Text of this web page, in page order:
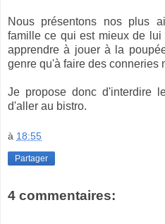
Nous présentons nos plus
famille ce qui est mieux de
apprendre à jouer à la
genre qu'à faire des conneries
Je propose donc d'interdire
d'aller au bistro.
à 18:55
Partager
4 commentaires: